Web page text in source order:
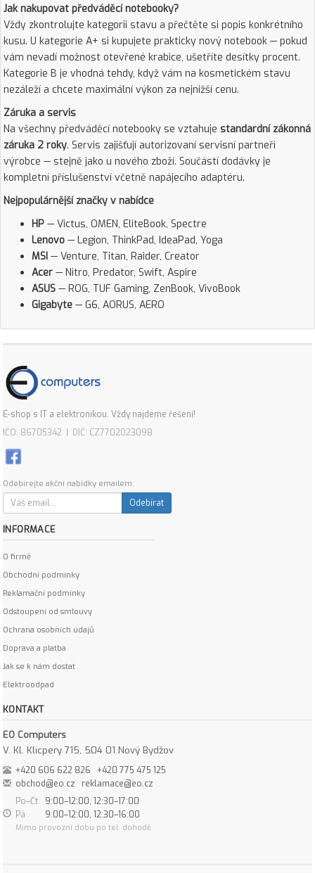
Jak nakupovat předváděcí notebooky?
Vždy zkontrolujte kategorii stavu a přečtěte si popis konkrétního
kusu. U kategorie A+ si kupujete prakticky nový notebook — pokud
vám nevadí možnost otevřené krabice, ušetříte desítky procent.
Kategorie B je vhodná tehdy, když vám na kosmetickém stavu
nezáleží a chcete maximální výkon za nejnižší cenu.
Záruka a servis
Na všechny předváděcí notebooky se vztahuje standardní zákonná
záruka 2 roky. Servis zajišťují autorizovaní servisní partneři
výrobce — stejně jako u nového zboží. Součástí dodávky je
kompletní příslušenství včetně napájecího adaptéru.
Nejpopulárnější značky v nabídce
HP — Victus, OMEN, EliteBook, Spectre
Lenovo — Legion, ThinkPad, IdeaPad, Yoga
MSI — Venture, Titan, Raider, Creator
Acer — Nitro, Predator, Swift, Aspire
ASUS — ROG, TUF Gaming, ZenBook, VivoBook
Gigabyte — G6, AORUS, AERO
E-shop s IT a elektronikou. Vždy najdeme řešení!
IČO: 86705342 | DIČ: CZ7702023098
Odebírejte akční nabídky emailem:
Odebírat
INFORMACE
O firmě
Obchodní podmínky
Reklamační podmínky
Odstoupení od smlouvy
Ochrana osobních údajů
Doprava a platba
Jak se k nám dostat
Elektroodpad
KONTAKT
EO Computers
V. Kl. Klicpery 715, 504 01 Nový Bydžov
+420 606 622 826
+420 775 475 125
obchod@eo.cz
reklamace@eo.cz
Po–Čt
9:00–12:00, 12:30–17:00
Pá
9:00–12:00, 12:30–16:00
Mimo provozní dobu po tel. dohodě